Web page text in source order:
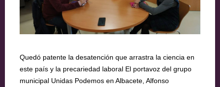
Quedó patente la desatención que arrastra la ciencia en
este país y la precariedad laboral El portavoz del grupo
municipal Unidas Podemos en Albacete, Alfonso